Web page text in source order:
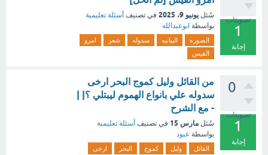
تصويتات
1
إجابة
سُئل يونيو 9، 2025 في تصنيف أسئلة تعليمية
بواسطة ابوعبدالله
الصوره البيانيه سدوله شعر
امرو
القيس
0
تصويتات
1
إجابة
من القائل وليل كموج البحر ارخى
سدوله علي بانواع الهموم ليبتلي ؟| |
- مع الشرح
سُئل مارس 15 في تصنيف أسئلة تعليمية
بواسطة عبود
القائل وليل كموج البحر
ارخى